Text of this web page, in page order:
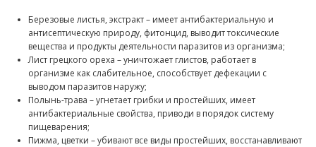
Березовые листья, экстракт – имеет антибактериальную и
антисептическую природу, фитонцид, выводит токсические
вещества и продукты деятельности паразитов из организма;
Лист грецкого ореха – уничтожает глистов, работает в
организме как слабительное, способствует дефекации с
выводом паразитов наружу;
Полынь-трава – угнетает грибки и простейших, имеет
антибактериальные свойства, приводи в порядок систему
пищеварения;
Пижма, цветки – убивают все виды простейших, восстанавливают